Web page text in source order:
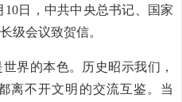
10日，中共中央总书记、国家
级会议致贺信。
界的本色。历史昭示我们，
离不开文明的交流互鉴。当